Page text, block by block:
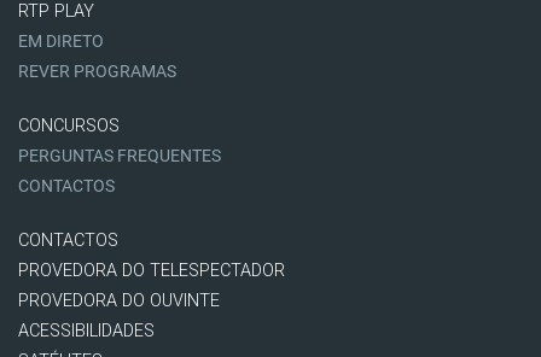
RTP PLAY
EM DIRETO
REVER PROGRAMAS
CONCURSOS
PERGUNTAS FREQUENTES
CONTACTOS
CONTACTOS
PROVEDORA DO TELESPECTADOR
PROVEDORA DO OUVINTE
ACESSIBILIDADES